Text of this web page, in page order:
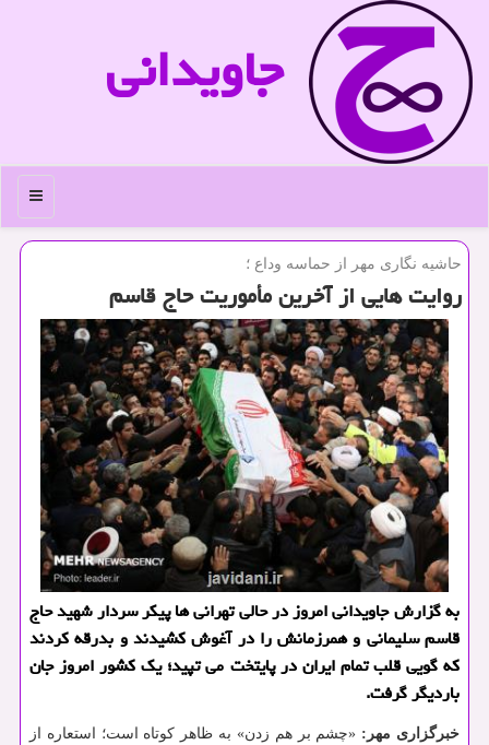
جاویدانی
منو
حاشیه نگاری مهر از حماسه وداع ؛
روایت هایی از آخرین مأموریت حاج قاسم
به گزارش جاویدانی امروز در حالی تهرانی ها پیكر سردار شهید حاج
قاسم سلیمانی و همرزمانش را در آغوش كشیدند و بدرقه كردند
كه گویی قلب تمام ایران در پایتخت می تپید؛ یك كشور امروز جان
باردیگر گرفت.
خبرگزاری مهر: «چشم بر هم زدن» به ظاهر كوتاه است؛ استعاره از